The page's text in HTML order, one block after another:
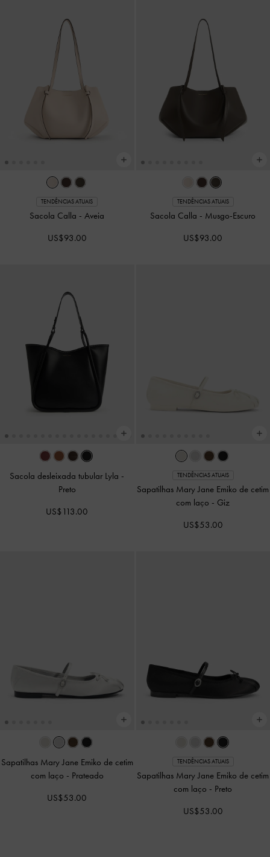
TENDÊNCIAS ATUAIS
Sacola Calla -Aveia
US$93.00
TENDÊNCIAS ATUAIS
Sacola Calla - Musgo-Escuro
US$93.00
Sacola desleixada tubular Lyla -
Preto
US$113.00
TENDÊNCIAS ATUAIS
Sapatilhas Mary Jane Emiko de cetim
com laço - Giz
US$53.00
Sapatilhas Mary Jane Emiko de cetim
com laço - Prateado
US$53.00
TENDÊNCIAS ATUAIS
Sapatilhas Mary Jane Emiko de cetim
com laço - Preto
US$53.00